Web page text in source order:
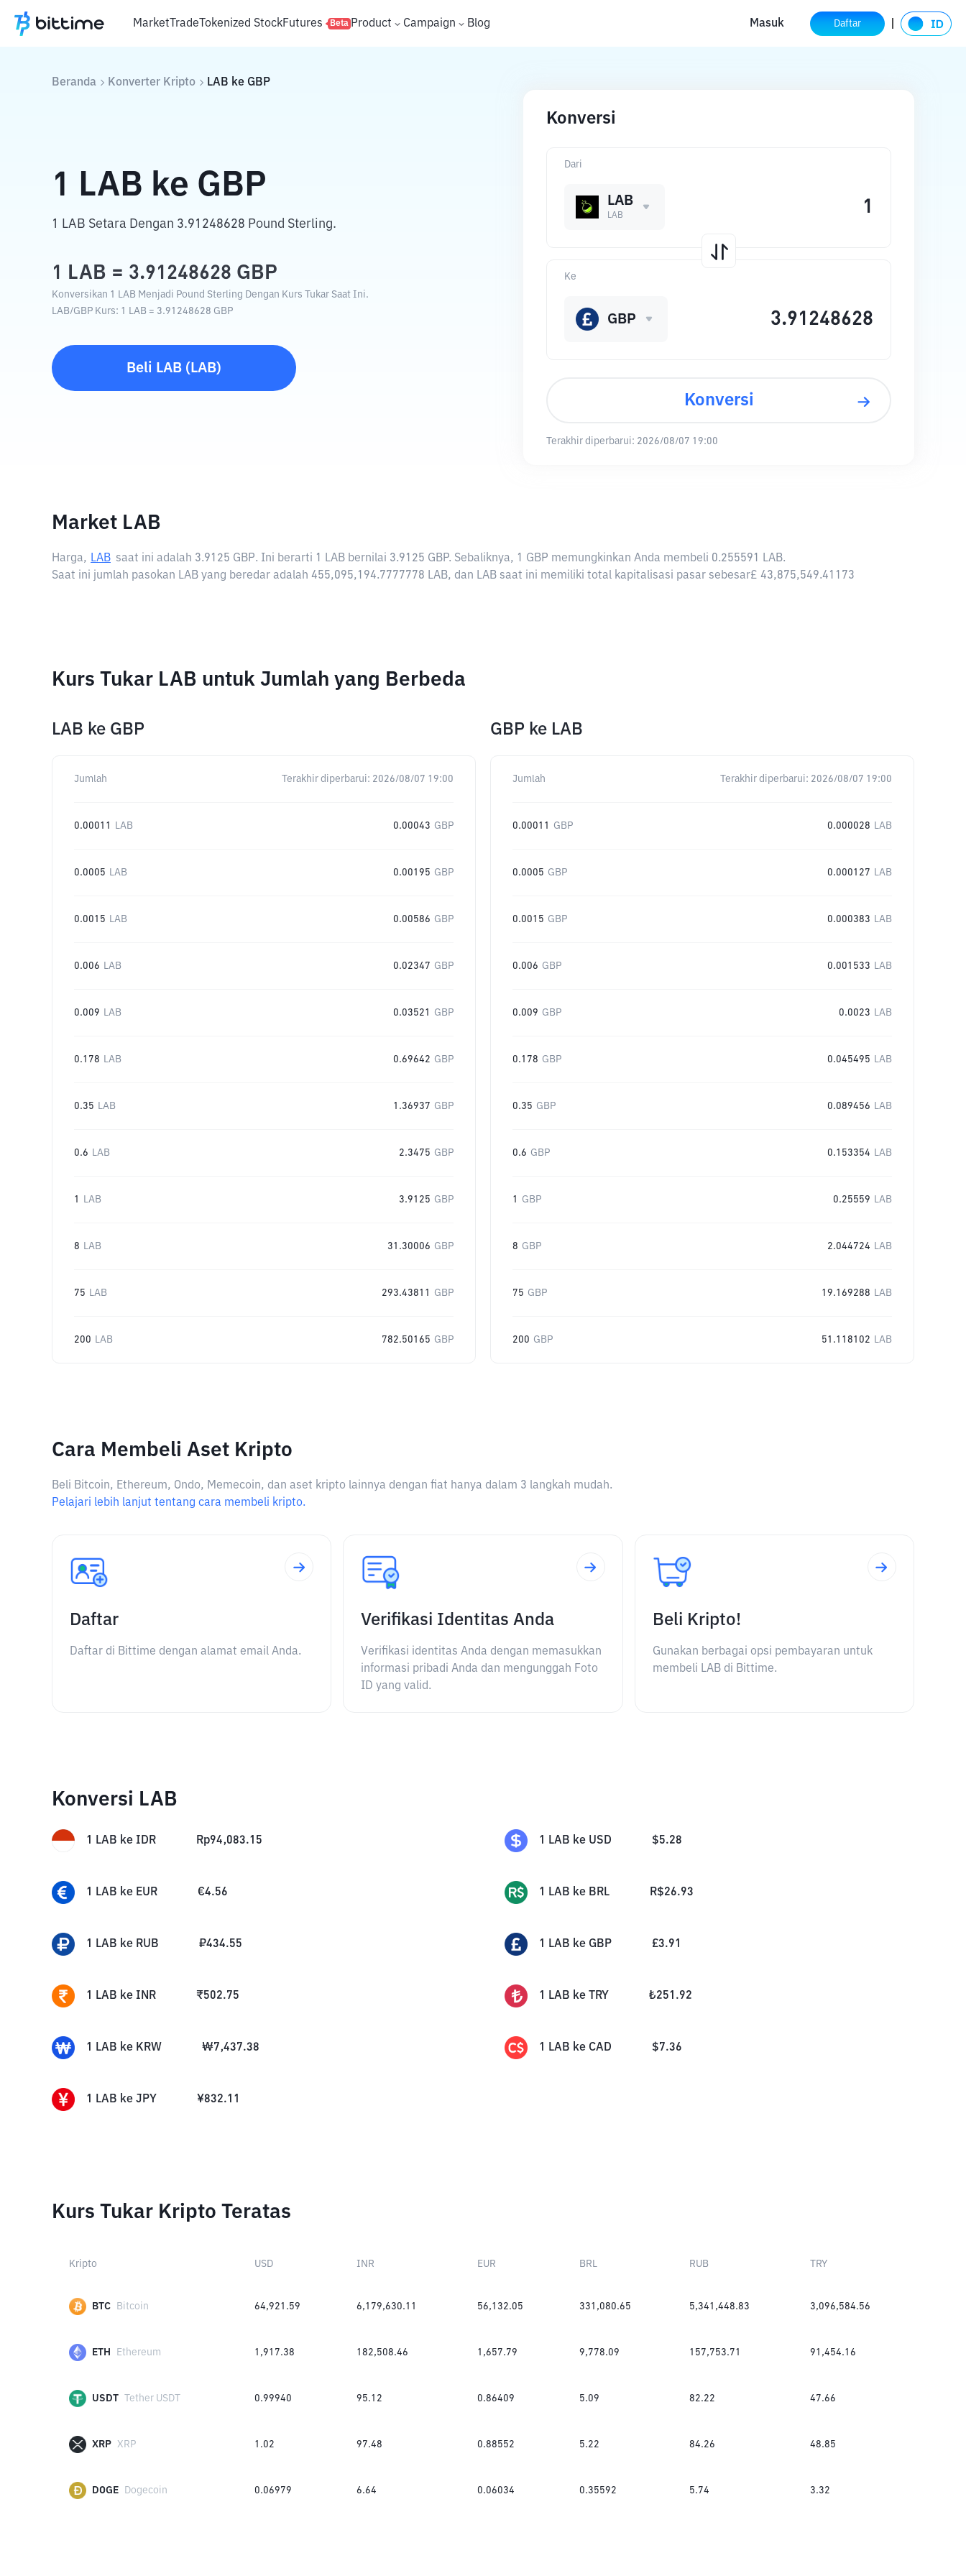
MarketTradeTokenized StockFutures Beta Product Campaign Blog Masuk Daftar
Beranda Konverter Kripto LAB ke GBP
1 LAB ke GBP
1 LAB Setara Dengan 3.91248628 Pound Sterling.
1 LAB = 3.91248628 GBP
Konversikan 1 LAB Menjadi Pound Sterling Dengan Kurs Tukar Saat Ini.
LAB/GBP Kurs: 1 LAB = 3.91248628 GBP
Beli LAB ( LAB)
Konversi
Dari
LAB
LAB
Ke
GBP
Konversi
Terakhir diperbarui: 2026/08/07 19:00
Market LAB
Harga, LAB saat ini adalah 3.9125 GBP. Ini berarti 1 LAB bernilai 3.9125 GBP. Sebaliknya, 1 GBP memungkinkan Anda membeli 0.255591 LAB.
Saat ini jumlah pasokan LAB yang beredar adalah 455,095,194.7777778 LAB, dan LAB saat ini memiliki total kapitalisasi pasar sebesar£ 43,875,549.41173
Kurs Tukar LAB untuk Jumlah yang Berbeda
LAB ke GBP
Jumlah Terakhir diperbarui: 2026/08/07 19:00
0.00011 LAB 0.00043 GBP
0.0005 LAB 0.00195 GBP
0.0015 LAB 0.00586 GBP
0.006 LAB 0.02347 GBP
0.009 LAB 0.03521 GBP
0.178 LAB 0.69642 GBP
0.35 LAB 1.36937 GBP
0.6 LAB 2.3475 GBP
1 LAB 3.9125 GBP
8 LAB 31.30006 GBP
75 LAB 293.43811 GBP
200 LAB 782.50165 GBP
GBP ke LAB
Jumlah Terakhir diperbarui: 2026/08/07 19:00
0.00011 GBP 0.000028 LAB
0.0005 GBP 0.000127 LAB
0.0015 GBP 0.000383 LAB
0.006 GBP 0.001533 LAB
0.009 GBP 0.0023 LAB
0.178 GBP 0.045495 LAB
0.35 GBP 0.089456 LAB
0.6 GBP 0.153354 LAB
1 GBP 0.25559 LAB
8 GBP 2.044724 LAB
75 GBP 19.169288 LAB
200 GBP 51.118102 LAB
Cara Membeli Aset Kripto
Beli Bitcoin, Ethereum, Ondo, Memecoin, dan aset kripto lainnya dengan fiat hanya dalam 3 langkah mudah.
Pelajari lebih lanjut tentang cara membeli kripto.
Daftar
Daftar di Bittime dengan alamat email Anda.
Verifikasi Identitas Anda
Verifikasi identitas Anda dengan memasukkan
informasi pribadi Anda dan mengunggah Foto
ID yang valid.
Beli Kripto!
Gunakan berbagai opsi pembayaran untuk
membeli LAB di Bittime.
Konversi LAB
1 LAB ke IDR Rp94,083.15 1 LAB ke USD $5.28
1 LAB ke EUR €4.56 1 LAB ke BRL R$26.93
1 LAB ke RUB ₽434.55 1 LAB ke GBP £3.91
1 LAB ke INR ₹502.75 1 LAB ke TRY ₺251.92
1 LAB ke KRW ₩7,437.38 1 LAB ke CAD $7.36
1 LAB ke JPY ¥832.11
Kurs Tukar Kripto Teratas
Kripto USD INR EUR BRL RUB TRY
BTC Bitcoin 64,921.59 6,179,630.11 56,132.05 331,080.65 5,341,448.83 3,096,584.56
ETH Ethereum 1,917.38 182,508.46 1,657.79 9,778.09 157,753.71 91,454.16
USDT Tether USDT 0.99940 95.12 0.86409 5.09 82.22 47.66
XRP XRP 1.02 97.48 0.88552 5.22 84.26 48.85
DOGE Dogecoin 0.06979 6.64 0.06034 0.35592 5.74 3.32